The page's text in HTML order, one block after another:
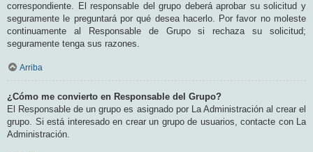
correspondiente. El responsable del grupo deberá aprobar su solicitud y
seguramente le preguntará por qué desea hacerlo. Por favor no moleste
continuamente al Responsable de Grupo si rechaza su solicitud;
seguramente tenga sus razones.
Arriba
¿Cómo me convierto en Responsable del Grupo?
El Responsable de un grupo es asignado por La Administración al crear el
grupo. Si está interesado en crear un grupo de usuarios, contacte con La
Administración.